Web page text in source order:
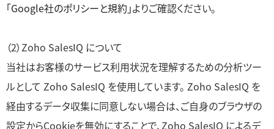
「Google社のポリシーと規約」よりご確認ください。
（2）Zoho SalesIQ について
当社はお客様のサービス利用状況を理解するための分析ツー
ルとして Zoho SalesIQ を使用しています。 Zoho SalesIQ を
経由するデータ収集に同意しない場合は、ご自身のブラウザの
設定からCookieを無効にすることで、Zoho SalesIQ によるデ